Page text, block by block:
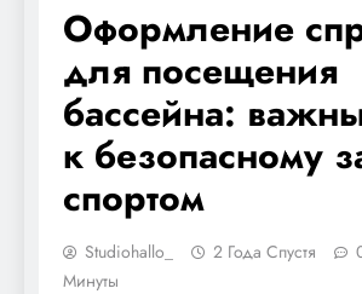
Оформление
для посещения
бассейна:
к безопасному
спортом
Studiohallo_ 2 Года Спустя
Минуты